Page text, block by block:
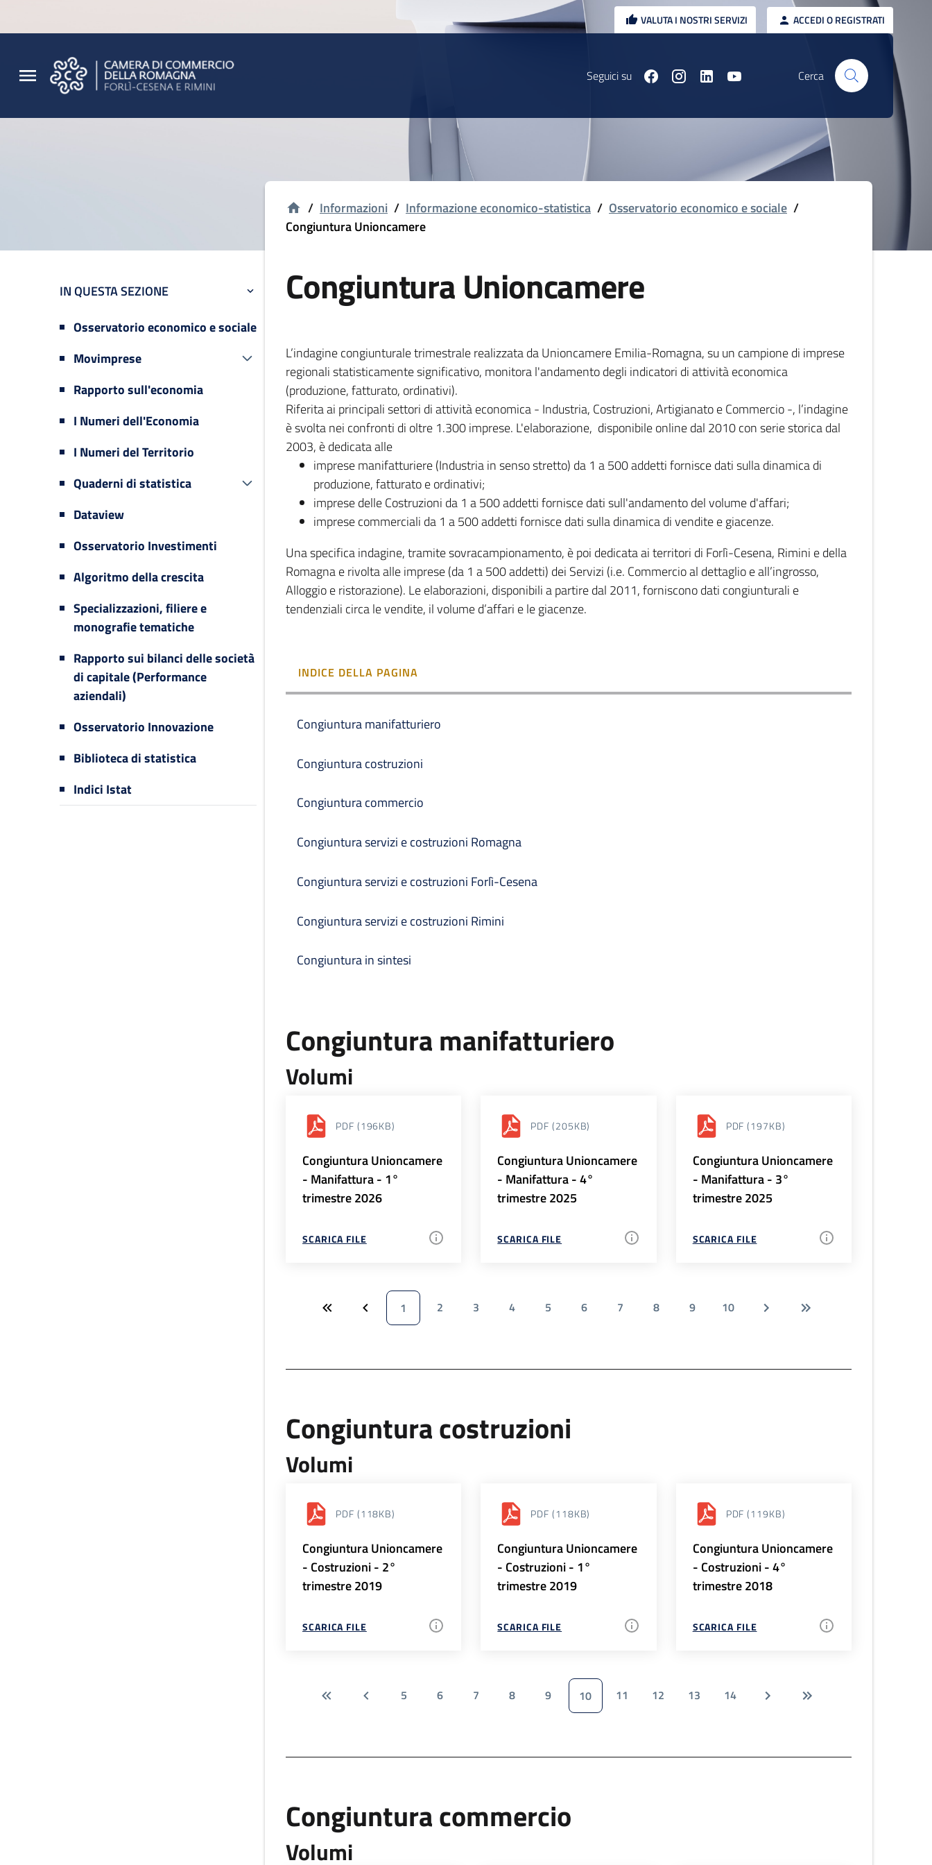
VALUTA I NOSTRI SERVIZI ACCEDI O REGISTRATI
Seguici su Cerca
IN QUESTA SEZIONE
Osservatorio economico e sociale
Movimprese
Rapporto sull'economia
I Numeri dell'Economia
I Numeri del Territorio
Quaderni di statistica
Dataview
Osservatorio Investimenti
Algoritmo della crescita
Specializzazioni, filiere e
monografie tematiche
Rapporto sui bilanci delle società
di capitale (Performance
aziendali)
Osservatorio Innovazione
Biblioteca di statistica
Indici Istat
/ Informazioni / Informazione economico-statistica / Osservatorio economico e sociale /
Congiuntura Unioncamere
Congiuntura Unioncamere
L’indagine congiunturale trimestrale realizzata da Unioncamere Emilia-Romagna, su un campione di imprese
regionali statisticamente significativo, monitora l'andamento degli indicatori di attività economica
(produzione, fatturato, ordinativi).
Riferita ai principali settori di attività economica - Industria, Costruzioni, Artigianato e Commercio -, l’indagine
è svolta nei confronti di oltre 1.300 imprese. L'elaborazione, disponibile online dal 2010 con serie storica dal
2003, è dedicata alle
imprese manifatturiere (Industria in senso stretto) da 1 a 500 addetti fornisce dati sulla dinamica di
produzione, fatturato e ordinativi;
imprese delle Costruzioni da 1 a 500 addetti fornisce dati sull'andamento del volume d'affari;
imprese commerciali da 1 a 500 addetti fornisce dati sulla dinamica di vendite e giacenze.
Una specifica indagine, tramite sovracampionamento, è poi dedicata ai territori di Forlì-Cesena, Rimini e della
Romagna e rivolta alle imprese (da 1 a 500 addetti) dei Servizi (i.e. Commercio al dettaglio e all’ingrosso,
Alloggio e ristorazione). Le elaborazioni, disponibili a partire dal 2011, forniscono dati congiunturali e
tendenziali circa le vendite, il volume d’affari e le giacenze.
INDICE DELLA PAGINA
Congiuntura manifatturiero
Congiuntura costruzioni
Congiuntura commercio
Congiuntura servizi e costruzioni Romagna
Congiuntura servizi e costruzioni Forlì-Cesena
Congiuntura servizi e costruzioni Rimini
Congiuntura in sintesi
Congiuntura manifatturiero
Volumi
PDF (196KB)
Congiuntura Unioncamere
- Manifattura - 1°
trimestre 2026
SCARICA FILE
PDF (205KB)
Congiuntura Unioncamere
- Manifattura - 4°
trimestre 2025
SCARICA FILE
PDF (197KB)
Congiuntura Unioncamere
- Manifattura - 3°
trimestre 2025
SCARICA FILE
1 2 3 4 5 6 7 8 9 10
Congiuntura costruzioni
Volumi
PDF (118KB)
Congiuntura Unioncamere
- Costruzioni - 2°
trimestre 2019
SCARICA FILE
PDF (118KB)
Congiuntura Unioncamere
- Costruzioni - 1°
trimestre 2019
SCARICA FILE
PDF (119KB)
Congiuntura Unioncamere
- Costruzioni - 4°
trimestre 2018
SCARICA FILE
5 6 7 8 9 10 11 12 13 14
Congiuntura commercio
Volumi